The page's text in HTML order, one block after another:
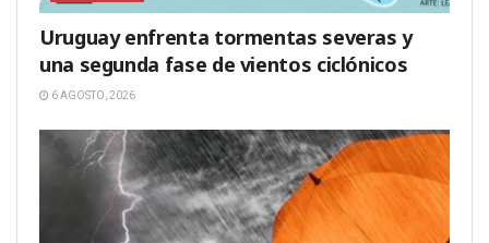
Uruguay enfrenta tormentas severas y
una segunda fase de vientos ciclónicos
6 AGOSTO, 2026